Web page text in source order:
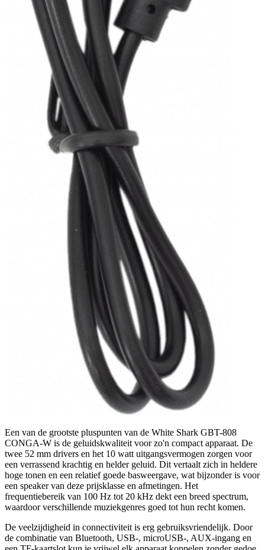
Een van de grootste pluspunten van de White Shark GBT-808
CONGA-W is de geluidskwaliteit voor zo'n compact apparaat. De
twee 52 mm drivers en het 10 watt uitgangsvermogen zorgen voor
een verrassend krachtig en helder geluid. Dit vertaalt zich in heldere
hoge tonen en een relatief goede basweergave, wat bijzonder is voor
een speaker van deze prijsklasse en afmetingen. Het
frequentiebereik van 100 Hz tot 20 kHz dekt een breed spectrum,
waardoor verschillende muziekgenres goed tot hun recht komen.
De veelzijdigheid in connectiviteit is erg gebruiksvriendelijk. Door
de combinatie van Bluetooth, USB-, microUSB-, AUX-ingang en